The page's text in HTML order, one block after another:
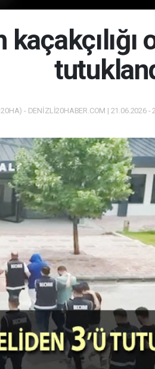
- DENİZLİ20HABER.COM | 21.06.2026